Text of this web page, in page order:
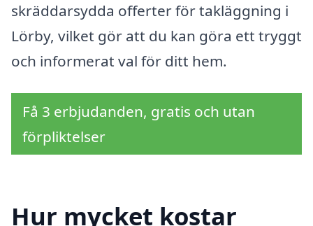
skräddarsydda offerter för takläggning i
Lörby, vilket gör att du kan göra ett tryggt
och informerat val för ditt hem.
Få 3 erbjudanden, gratis och utan
förpliktelser
Hur mycket kostar